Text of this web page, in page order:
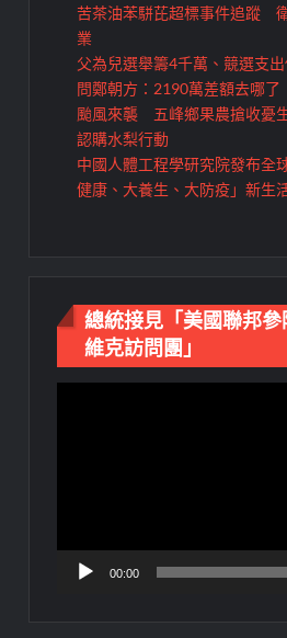
苦茶油苯駢芘超標事件追蹤
業
父為兒選舉籌4千萬、競選支
問鄭朝方：2190萬差額去哪了
颱風來襲 五峰鄉果農搶收憂
認購水梨行動
中國人體工程學研究院發布
健康、大養生、大防疫」新生
總統接見「美國聯邦
維克訪問團」
00:00